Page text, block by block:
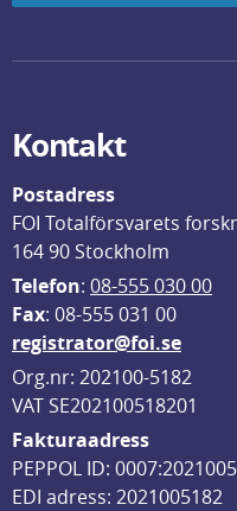
Kontakt
Postadress
FOI Totalförsvarets
164 90 Stockholm
Telefon: 08-555 030 00
Fax: 08-555 031 00
registrator@foi.se
Org.nr: 202100-5182
VAT SE202100518201
Fakturaadress
PEPPOL ID:
EDI adress: 2021005182